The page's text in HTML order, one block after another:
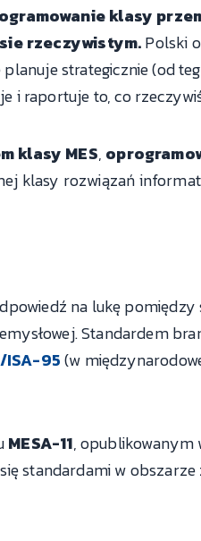
klasy
rzeczywistym.Polski
strategicznie (od
i raportuje to, co
klasy MES,
klasy rozwiązań
na lukę
Standardem
ISA-95(w
MESA-11, opublikowanym
standardami w